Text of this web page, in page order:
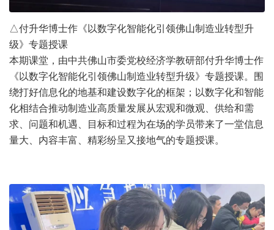
△付升华博士作《以数字化智能化引领佛山制造业转型升
级》专题授课
本期课堂，由中共佛山市委党校经济学教研部付升华博士作
《以数字化智能化引领佛山制造业转型升级》专题授课。围
绕打好信息化的地基和建设数字化的框架；以数字化和智能
化相结合推动制造业高质量发展从宏观和微观、供给和需
求、问题和机遇、目标和过程为在场的学员带来了一堂信息
量大、内容丰富、精彩纷呈又接地气的专题授课。